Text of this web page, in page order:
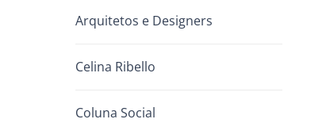
Arquitetos e Designers
Celina Ribello
Coluna Social